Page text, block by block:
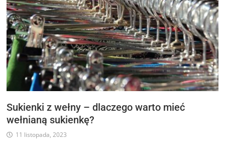
Sukienki z wełny – dlaczego warto mieć
wełnianą sukienkę?
11 listopada, 2023